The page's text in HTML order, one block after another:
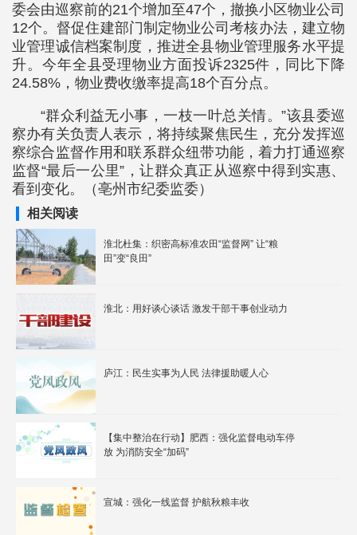
委会由巡察前的21个增加至47个，撤换小区物业公司
12个。督促住建部门制定物业公司考核办法，建立物
业管理诚信档案制度，推进全县物业管理服务水平提
升。今年全县受理物业方面投诉2325件，同比下降
24.58%，物业费收缴率提高18个百分点。
“群众利益无小事，一枝一叶总关情。”该县委巡
察办有关负责人表示，将持续聚焦民生，充分发挥巡
察综合监督作用和联系群众纽带功能，着力打通巡察
监督“最后一公里”，让群众真正从巡察中得到实惠、
看到变化。（亳州市纪委监委）
相关阅读
淮北杜集：织密高标准农田“监督网” 让“粮
田”变“良田”
淮北：用好谈心谈话 激发干部干事创业动力
庐江：民生实事为人民 法律援助暖人心
【集中整治在行动】肥西：强化监督电动车停
放 为消防安全“加码”
宣城：强化一线监督 护航秋粮丰收